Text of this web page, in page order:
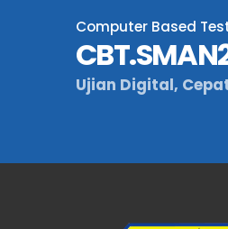
Computer Based
Ujian Digital,